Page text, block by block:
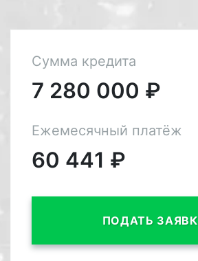
Сумма кредита
7 280 000 ₽
Ежемесячный платёж
60 441 ₽
ПОДАТЬ